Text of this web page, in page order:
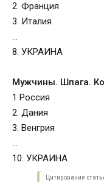
2. Франция
3. Италия
…
8. УКРАИНА
Мужчины. Шпага.
1 Россия
2. Дания
3. Венгрия
…
10. УКРАИНА
Цитирование